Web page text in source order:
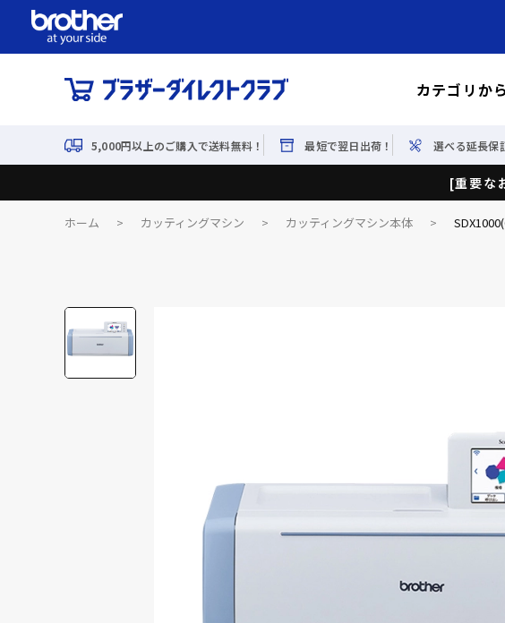
カテゴリか
5,000円以上のご購入で送料無料！ 最短で翌日出荷！ 選べる延長保
[重要な
ホーム > カッティングマシン > カッティングマシン本体 >